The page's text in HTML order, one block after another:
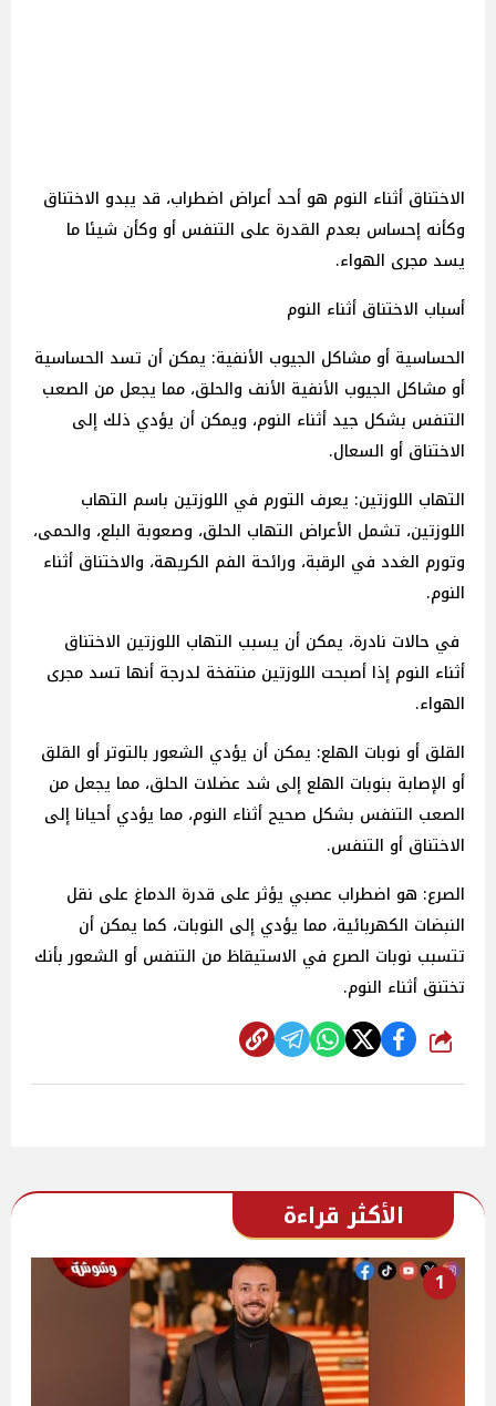
الاختناق أثناء النوم هو أحد أعراض اضطراب، قد يبدو الاختناق
وكأنه إحساس بعدم القدرة على التنفس أو وكأن شيئا ما
يسد مجرى الهواء.
أسباب الاختناق أثناء النوم
الحساسية أو مشاكل الجيوب الأنفية: يمكن أن تسد الحساسية
أو مشاكل الجيوب الأنفية الأنف والحلق، مما يجعل من الصعب
التنفس بشكل جيد أثناء النوم، ويمكن أن يؤدي ذلك إلى
الاختناق أو السعال.
التهاب اللوزتين: يعرف التورم في اللوزتين باسم التهاب
اللوزتين، تشمل الأعراض التهاب الحلق، وصعوبة البلع، والحمى،
وتورم الغدد في الرقبة، ورائحة الفم الكريهة، والاختناق أثناء
النوم.
في حالات نادرة، يمكن أن يسبب التهاب اللوزتين الاختناق
أثناء النوم إذا أصبحت اللوزتين منتفخة لدرجة أنها تسد مجرى
الهواء.
القلق أو نوبات الهلع: يمكن أن يؤدي الشعور بالتوتر أو القلق
أو الإصابة بنوبات الهلع إلى شد عضلات الحلق، مما يجعل من
الصعب التنفس بشكل صحيح أثناء النوم، مما يؤدي أحيانا إلى
الاختناق أو التنفس.
الصرع: هو اضطراب عصبي يؤثر على قدرة الدماغ على نقل
النبضات الكهربائية، مما يؤدي إلى النوبات، كما يمكن أن
تتسبب نوبات الصرع في الاستيقاظ من التنفس أو الشعور بأنك
تختنق أثناء النوم.
شارك
الأكثر قراءة
1